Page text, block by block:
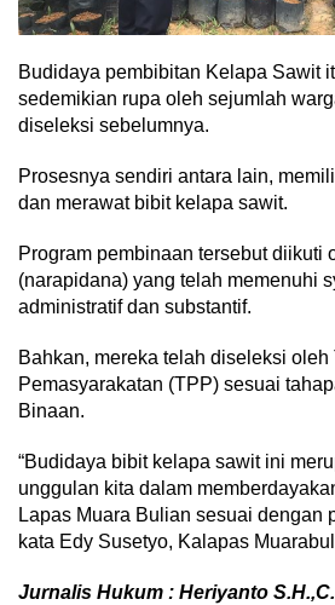
Budidaya pembibitan Kelapa Sawit
sedemikian rupa oleh sejumlah
diseleksi sebelumnya.
Prosesnya sendiri antara lain,
dan merawat bibit kelapa sawit.
Program pembinaan tersebut diikuti
(narapidana) yang telah memenuhi
administratif dan substantif.
Bahkan, mereka telah diseleksi oleh
Pemasyarakatan (TPP) sesuai
Binaan.
“Budidaya bibit kelapa sawit ini
unggulan kita dalam
Lapas Muara Bulian sesuai dengan
kata Edy Susetyo, Kalapas
Jurnalis Hukum : Heriyanto